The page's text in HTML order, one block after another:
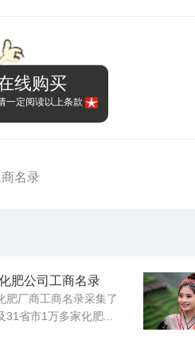
线购买
一定阅读以上条款
名录
肥公司工商名录
肥厂商工商名录采集了
31省市1万多家化肥...